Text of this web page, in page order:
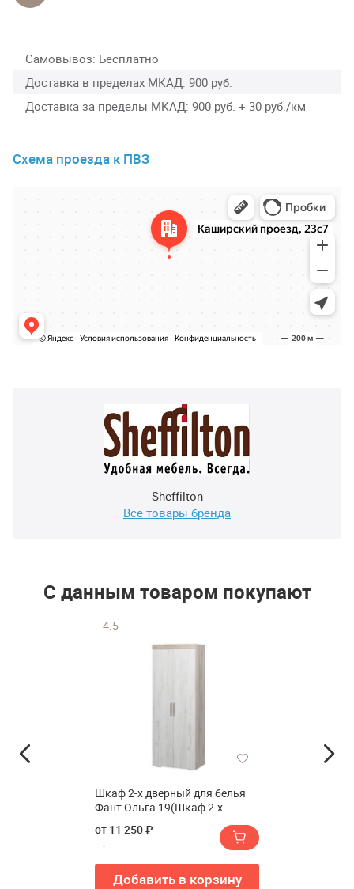
Самовывоз Бесплатно
Доставка в пределах МКАД 900 руб.
Доставка за пределы МКАД 900 руб. + 30 руб./км
Схема проезда к ПВЗ
Sheffilton
Все товары бренда
С данным товаром покупают
4.5
Шкаф 2-х дверный для белья
Фант Ольга 19(Шкаф 2-х
19)
от 11 250 ₽
Добавить в корзину